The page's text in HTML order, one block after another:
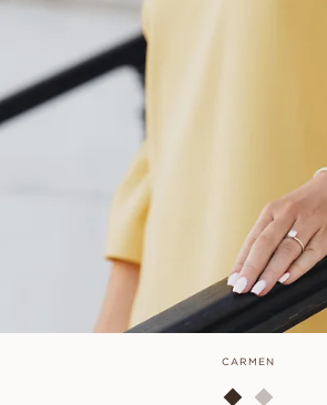
CARMEN